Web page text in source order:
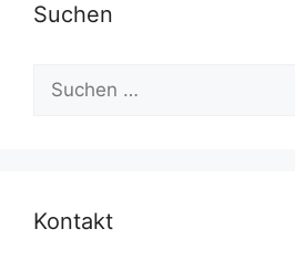
Suchen
Suchen
nach:
Kontakt